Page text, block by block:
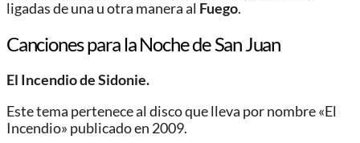
ligadas de una u otra manera al Fuego.
Canciones para la Noche de San Juan
El Incendio de Sidonie.
Este tema pertenece al disco que lleva por nombre «El
Incendio» publicado en 2009.